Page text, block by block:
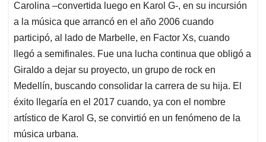
A
p
p
o
o
k
d
I
n
d
s
Carolina –convertida luego en Karol G-, en su incursión
a la música que arrancó en el año 2006 cuando
participó, al lado de Marbelle, en Factor Xs, cuando
llegó a semifinales. Fue una lucha continua que obligó a
Giraldo a dejar su proyecto, un grupo de rock en
Medellín, buscando consolidar la carrera de su hija. El
éxito llegaría en el 2017 cuando, ya con el nombre
artístico de Karol G, se convirtió en un fenómeno de la
música urbana.